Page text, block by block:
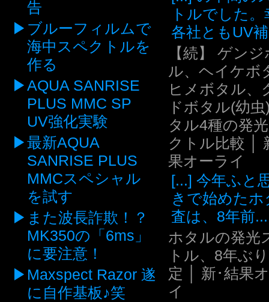
告
ブルーフィルムで
海中スペクトルを
作る
AQUA SANRISE
PLUS MMC SP
UV強化実験
最新AQUA
SANRISE PLUS
MMCスペシャル
を試す
また波長詐欺！？
MK350の「6ms」
に要注意！
Maxspect Razor 遂
に自作基板♪笑
トルでした
各社ともUV
【続】 ゲン
ル、ヘイケボ
ヒメボタル、
ドボタル(幼
タル4種の発
クトル比較 │
果オーライ
[...] 今年ふと
きで始めたホ
査は、8年前...
ホタルの発光
トル、8年ぶ
定 │ 新･結果
イ